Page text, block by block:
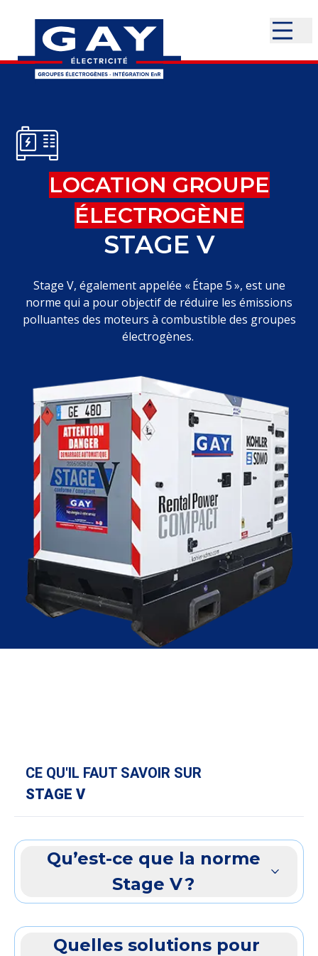
LOCATION GROUPE
ÉLECTROGÈNE
STAGE V
Stage V, également appelée « Étape 5 », est une
norme qui a pour objectif de réduire les émissions
polluantes des moteurs à combustible des groupes
électrogènes.
CE QU'IL FAUT SAVOIR SUR
STAGE V
Qu’est-ce que la norme
Stage V ?
Quelles solutions pour